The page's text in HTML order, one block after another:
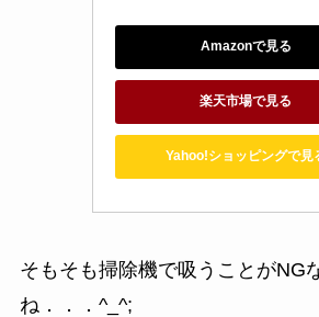
Amazonで見る
楽天市場で見る
Yahoo!ショッピングで見
そもそも掃除機で吸うことがNG
ね．．．^_^;